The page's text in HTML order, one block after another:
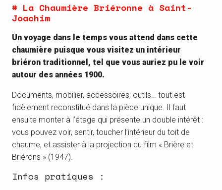
# La Chaumière Briéronne à Saint-
Joachim
Un voyage dans le temps vous attend dans cette
chaumière puisque vous visitez un intérieur
briéron traditionnel, tel que vous auriez pu le voir
autour des années 1900.
Documents, mobilier, accessoires, outils… tout est
fidèlement reconstitué dans la pièce unique. Il faut
ensuite monter à l’étage qui présente un double intérêt :
vous pouvez voir, sentir, toucher l’intérieur du toit de
chaume, et assister à la projection du film « Brière et
Briérons » (1947).
Infos pratiques :